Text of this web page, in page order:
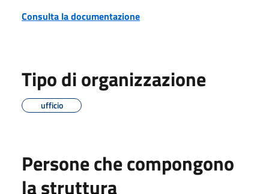
Consulta la documentazione
Tipo di organizzazione
ufficio
Persone che compongono
la struttura